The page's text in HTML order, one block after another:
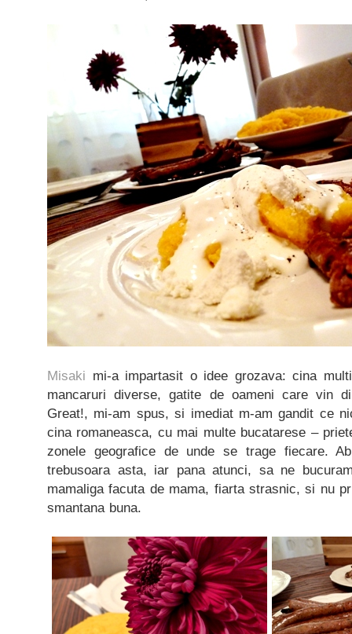
Misaki mi-a impartasit o idee grozava: cina
mancaruri diverse, gatite de oameni care vin
Great!, mi-am spus, si imediat m-am gandit ce
cina romaneasca, cu mai multe bucatarese –
zonele geografice de unde se trage fiecare.
trebusoara asta, iar pana atunci, sa ne
mamaliga facuta de mama, fiarta strasnic, si nu
smantana buna.